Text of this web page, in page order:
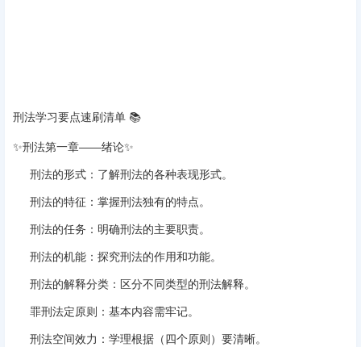
刑法学习要点速刷清单 ‌ 📚
✨‌刑法第一章——绪论‌✨
刑法的形式 ‌：了解刑法的各种表现形式。
刑法的特征 ‌：掌握刑法独有的特点。
刑法的任务 ‌：明确刑法的主要职责。
刑法的机能 ‌：探究刑法的作用和功能。
刑法的解释分类 ‌：区分不同类型的刑法解释。
罪刑法定原则 ‌：‌ 基本内容‌需牢记。
刑法空间效力 ‌：学理根据（‌四个原则‌）要清晰。